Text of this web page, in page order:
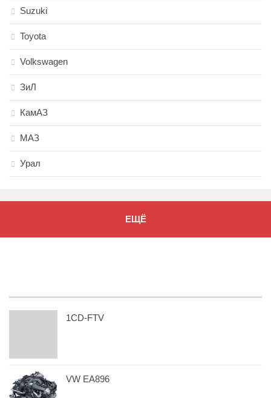
Suzuki
Toyota
Volkswagen
ЗиЛ
КамАЗ
МАЗ
Урал
ЕЩЁ
1CD-FTV
VW EA896